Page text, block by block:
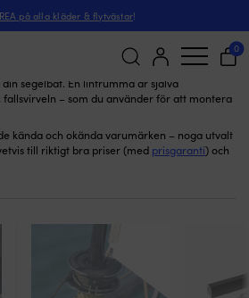
REA på alla kläder & flytvästar!
0
segelbåt. En lintrumma är själva
fallsvirveln – som du använder för att montera
kända och okända varumärken – noga utvalt
till riktigt bra priser (med prisgaranti) och